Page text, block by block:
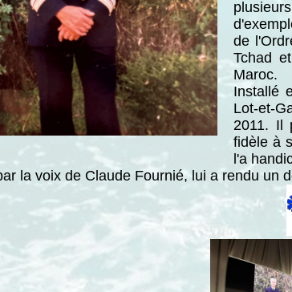
de
Tchad
Maroc.
Installé
Lot-et-
2011. Il
fidèle à
l'a
la voix de Claude Fournié, lui a rendu